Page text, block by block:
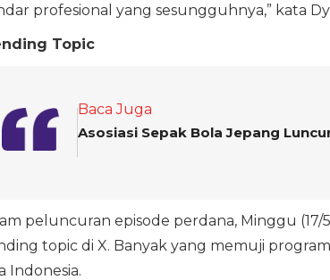
profesional yang sesungguhnya,” kata
Topic
Baca Juga
Asosiasi Sepak Bola Jepang
peluncuran episode perdana, Minggu
topic di X. Banyak yang memuji
Indonesia.